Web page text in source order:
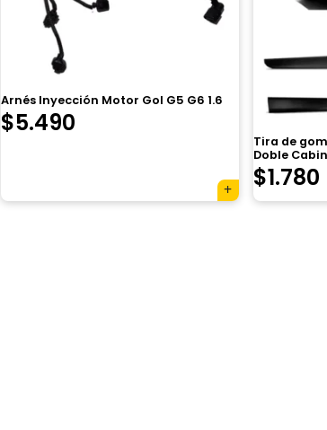
Arnés Inyección Motor Gol G5 G6 1.6
$5.490
Tira de
Doble
$1.780